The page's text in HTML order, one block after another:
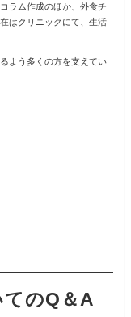
ラム作成のほか、外食チ
はクリニックにて、生活
よう多くの方を支えてい
のQ＆A